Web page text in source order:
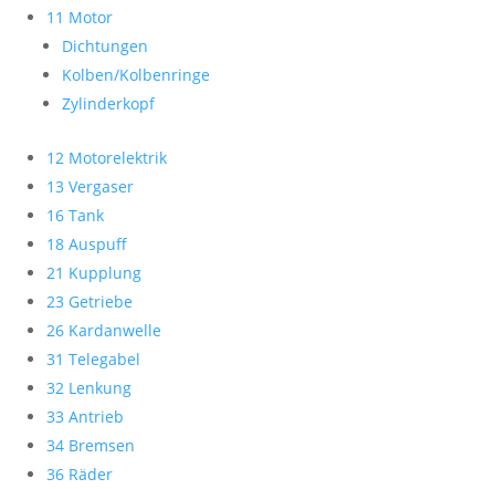
11 Motor
Dichtungen
Kolben/Kolbenringe
Zylinderkopf
12 Motorelektrik
13 Vergaser
16 Tank
18 Auspuff
21 Kupplung
23 Getriebe
26 Kardanwelle
31 Telegabel
32 Lenkung
33 Antrieb
34 Bremsen
36 Räder